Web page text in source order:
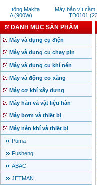
bê tông Makita
(900W)
Máy bắn vít cầm
TD0101
DANH MỤC SẢN PHẨM
Máy và dụng cụ điện
Máy và dụng cụ chạy pin
Máy và dụng cụ khí nén
Máy và động cơ xăng
Máy cơ khí xây dựng
Máy hàn và vật liệu hàn
Máy bơm và thiết bị
Máy nén khí và thiết bị
Puma
Fusheng
ABAC
JETMAN